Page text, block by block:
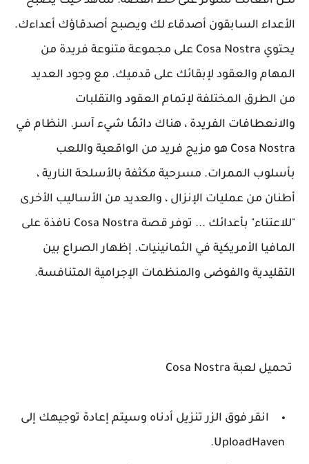
الأعداء السابقون أصدقاء لك ويصبح أصدقاؤك أعداءك.
يحتوي Cosa Nostra على مجموعة متنوعة فريدة من
المهام والعقود لإبقائك على قدميك. مع وجود العديد
من الطرق المختلفة لإتمام العقود والتقلبات
والانعطافات الفريدة ، هناك دائمًا شيء آسر. النظام في
Cosa Nostra هو مزيج فريد من الواقعية واللعب
بأسلوب الممرات. مسرحية مكثفة بالأسلحة النارية ،
أطنان من عمليات الإنزال ، والعديد من الأساليب الأخرى
"للاعتناء" بأعدائك ... توفر قصة Cosa Nostra نافذة على
المافيا الأمريكية في الثمانينيات. إظهار الصراع بين
التقليدية والفوضى والمنظمات الإجرامية المتنافسة.
تحميل لعبة Cosa Nostra
انقر فوق الزر تنزيل أدناه وسيتم إعادة توجيهك إلى
UploadHaven.